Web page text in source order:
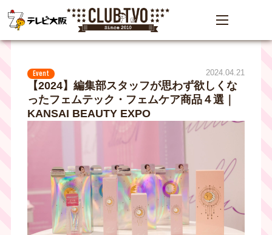
Event 2024.04.21
【2024】編集部スタッフが思わず欲しくな
ったフェムテック・フェムケア商品４選｜
KANSAI BEAUTY EXPO